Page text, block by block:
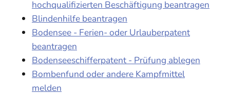
hochqualifizierten Beschäftigung beantragen
Blindenhilfe beantragen
Bodensee - Ferien- oder Urlauberpatent
beantragen
Bodenseeschifferpatent - Prüfung ablegen
Bombenfund oder andere Kampfmittel
melden